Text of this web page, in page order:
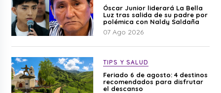
Óscar Junior liderará La Bella
Luz tras salida de su padre por
polémica con Naldy Saldaña
07 Ago 2026
TIPS Y SALUD
Feriado 6 de agosto: 4 destinos
recomendados para disfrutar
el descanso